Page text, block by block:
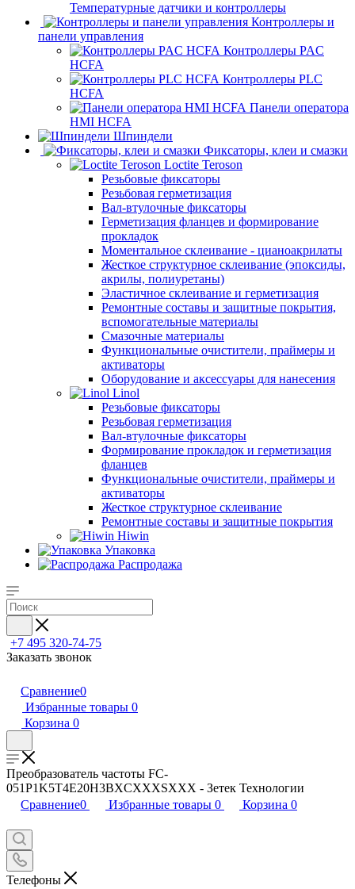
Температурные датчики и контроллеры
Контроллеры и
панели управления
Контроллеры PAC
HCFA
Контроллеры PLC
HCFA
Панели оператора
HMI HCFA
Шпиндели
Фиксаторы, клеи и смазки
Loctite Teroson
Резьбовые фиксаторы
Резьбовая герметизация
Вал-втулочные фиксаторы
Герметизация фланцев и формирование
прокладок
Моментальное склеивание - цианоакрилаты
Жесткое структурное склеивание (эпоксиды,
акрилы, полиуретаны)
Эластичное склеивание и герметизация
Ремонтные составы и защитные покрытия,
вспомогательные материалы
Смазочные материалы
Функциональные очистители, праймеры и
активаторы
Оборудование и аксессуары для нанесения
Linol
Резьбовые фиксаторы
Резьбовая герметизация
Вал-втулочные фиксаторы
Формирование прокладок и герметизация
фланцев
Функциональные очистители, праймеры и
активаторы
Жесткое структурное склеивание
Ремонтные составы и защитные покрытия
Hiwin
Упаковка
Распродажа
+7 495 320-74-75
Заказать звонок
Сравнение0
Избранные товары 0
Корзина 0
Преобразователь частоты FC-
051P1K5T4E20H3BXCXXXSXXX - Зетек Технологии
Сравнение0 Избранные товары 0 Корзина 0
Телефоны